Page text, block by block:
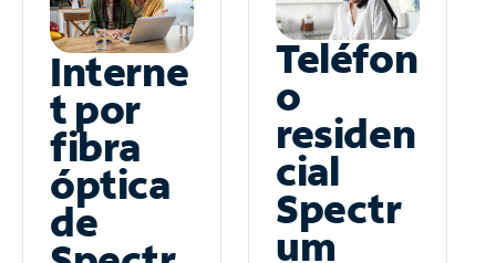
Interne
t por
fibra
óptica
de
Teléfon
o
residen
cial
Spectr
um